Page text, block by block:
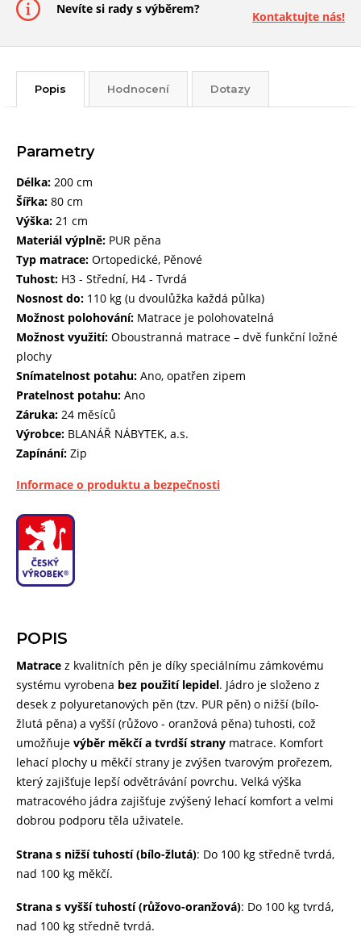
Nevíte si rady s výběrem?
Kontaktujte nás!
Popis Hodnocení Dotazy
POPIS
Matrace z kvalitních pěn je díky speciálnímu zámkovému
systému vyrobena bez použití lepidel. Jádro je složeno z
desek z polyuretanových pěn (tzv. PUR pěn) o nižší (bílo-
žlutá pěna) a vyšší (růžovo - oranžová pěna) tuhosti, což
umožňuje výběr měkčí a tvrdší strany matrace. Komfort
lehací plochy u měkčí strany je zvýšen tvarovým prořezem,
který zajišťuje lepší odvětrávání povrchu. Velká výška
matracového jádra zajišťuje zvýšený lehací komfort a velmi
dobrou podporu těla uživatele.
Strana s nižší tuhostí (bílo-žlutá): Do 100 kg středně tvrdá,
nad 100 kg měkčí.
Strana s vyšší tuhostí (růžovo-oranžová): Do 100 kg tvrdá,
nad 100 kg středně tvrdá.
Parametry
Délka: 200 cm
Šířka: 80 cm
Výška: 21 cm
Materiál výplně: PUR pěna
Typ matrace: Ortopedické, Pěnové
Tuhost: H3 - Střední, H4 - Tvrdá
Nosnost do: 110 kg (u dvoulůžka každá půlka)
Možnost polohování: Matrace je polohovatelná
Možnost využití: Oboustranná matrace – dvě funkční ložné
plochy
Snímatelnost potahu: Ano, opatřen zipem
Pratelnost potahu: Ano
Záruka: 24 měsíců
Výrobce: BLANÁŘ NÁBYTEK, a.s.
Zapínání: Zip
Informace o produktu a bezpečnosti